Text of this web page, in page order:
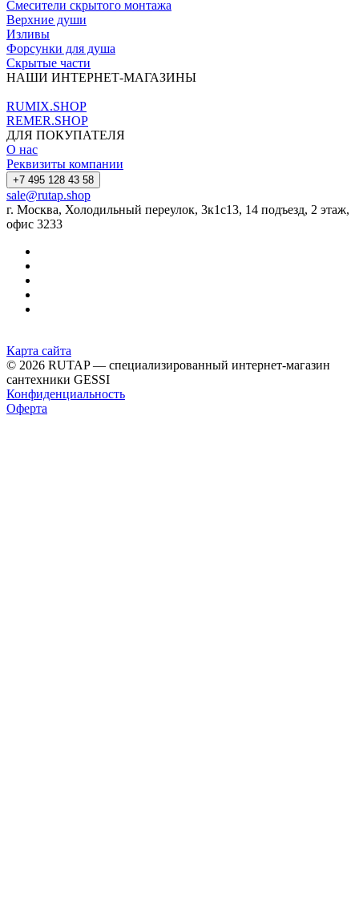
Смесители скрытого монтажа
Верхние души
Изливы
Форсунки для душа
Скрытые части
НАШИ ИНТЕРНЕТ-МАГАЗИНЫ
RUMIX.SHOP
REMER.SHOP
ДЛЯ ПОКУПАТЕЛЯ
О нас
Реквизиты компании
+7 495 128 43 58
sale@rutap.shop
г. Москва, Холодильный переулок, 3к1с13, 14 подъезд, 2 этаж,
офис 3233
Карта сайта
© 2026 RUTAP — специализированный интернет-магазин
сантехники GESSI
Конфиденциальность
Оферта